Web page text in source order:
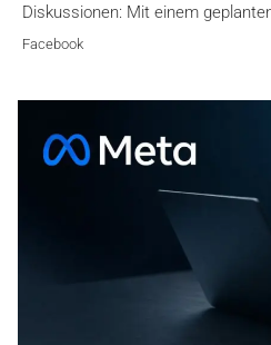
Diskussionen: Mit einem
Facebook